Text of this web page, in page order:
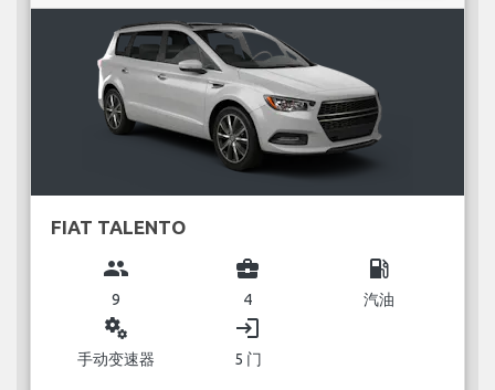
FIAT TALENTO
group
9
business_center
4
local_gas_station
汽油
miscellaneous_services
手动变速器
login
5 门